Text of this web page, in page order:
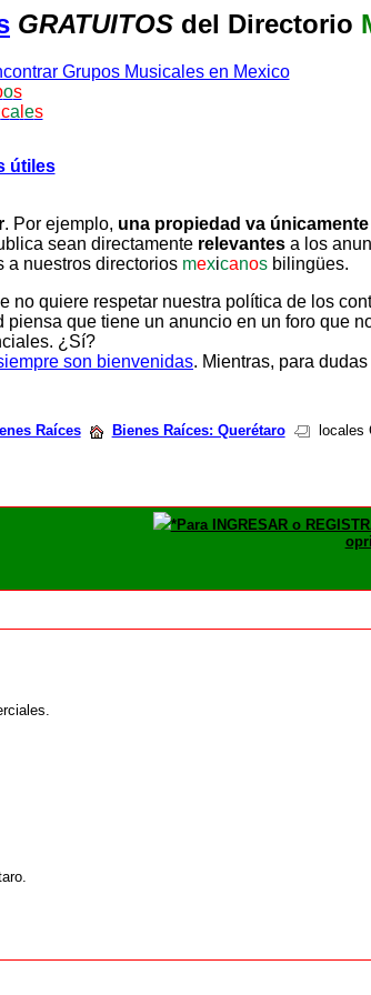
GRATUITOS del Directorio
os
ca es
útiles
. Por ejemplo, una propiedad va
sean directamente relevantes a los
a nuestros directorios mexicanos bilingües.
quiere respetar nuestra política de los
que tiene un anuncio en un foro que
¿Sí?
son bienvenidas. Mientras, para
Raíces Bienes Raíces: Querétaro
locales
*Para INGRESAR o